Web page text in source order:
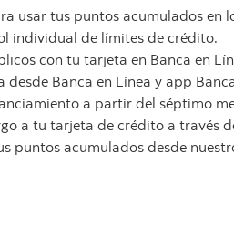
usar tus puntos acumulados en
individual de límites de crédito.
con tu tarjeta en Banca en
Banca en Línea y app
a partir del séptimo
a tu tarjeta de crédito a través
puntos acumulados desde